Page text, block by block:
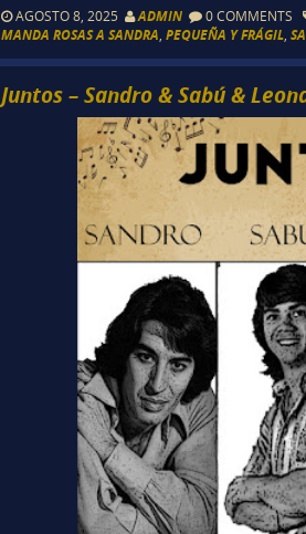
AGOSTO 8, 2025 ADMIN 0 COMMENTS
MANDA ROSAS A SANDRA ,PEQUEÑA Y FRÁGIL ,
Juntos – Sandro & Sabú &